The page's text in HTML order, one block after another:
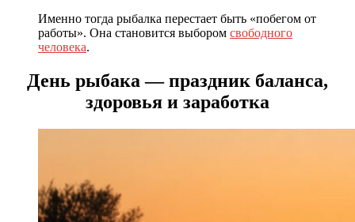
Именно тогда рыбалка перестает быть «побегом от
работы». Она становится выбором свободного
человека.
День рыбака — праздник баланса,
здоровья и заработка